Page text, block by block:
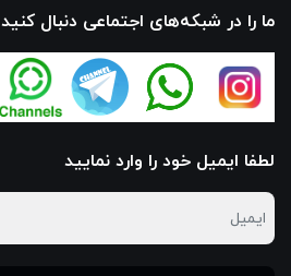
ما را در شبکه‌های اجتماعی دنبال کنید
لطفا ایمیل خود را وارد نمایید